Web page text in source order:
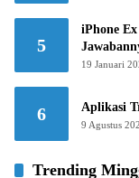
5
iPhone
19 Januari
6 Aplikasi
9 Agustus
Trending